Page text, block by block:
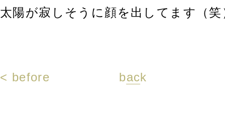
太陽が寂しそうに顔を出してます（笑
< before back